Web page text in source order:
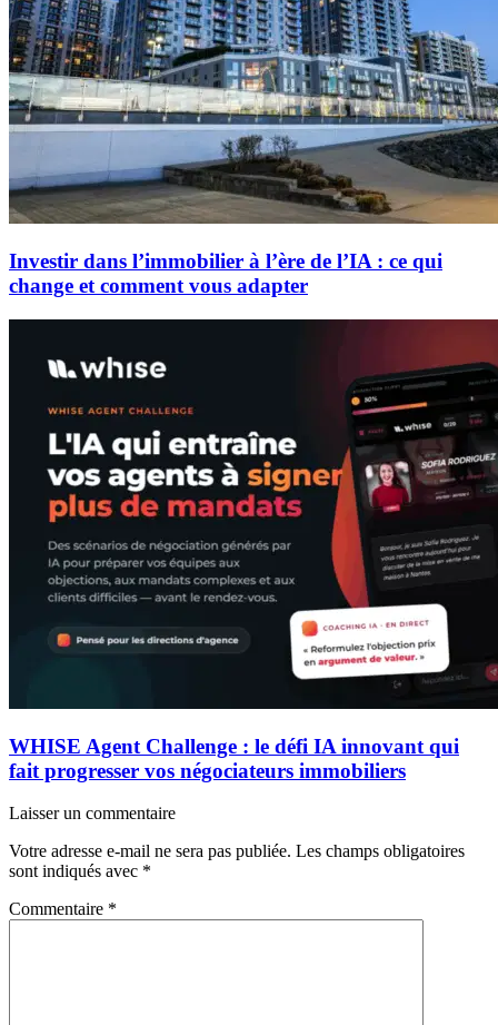
Investir dans l’immobilier à l’ère de l’IA : ce qui
change et comment vous adapter
WHISE Agent Challenge : le défi IA innovant qui
fait progresser vos négociateurs immobiliers
Laisser un commentaire
Votre adresse e-mail ne sera pas publiée. Les champs obligatoires
sont indiqués avec *
Commentaire *